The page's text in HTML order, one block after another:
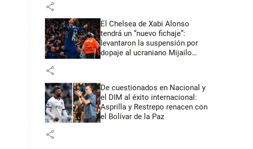
share
El Chelsea de Xabi Alonso
tendrá un “nuevo fichaje”:
levantaron la suspensión por
dopaje al ucraniano Mijailo
share
De cuestionados en Nacional y
el DIM al éxito internacional:
Asprilla y Restrepo renacen con
el Bolívar de la Paz
share